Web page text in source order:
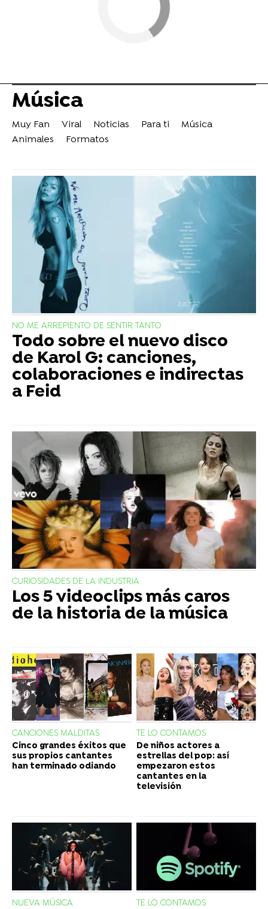
Música
Muy Fan Viral Noticias Para ti
Música
Animales
Formatos
NO ME ARREPIENTO DE SENTIR TANTO
Todo sobre el nuevo disco
de Karol G: canciones,
colaboraciones e indirectas
a Feid
CURIOSIDADES DE LA INDUSTRIA
Los 5 videoclips más caros
de la historia de la música
CANCIONES MALDITAS
Cinco grandes éxitos que
sus propios cantantes
han terminado odiando
TE LO CONTAMOS
De niños actores a
estrellas del pop: así
empezaron estos
cantantes en la
televisión
NUEVA MÚSICA
TE LO CONTAMOS